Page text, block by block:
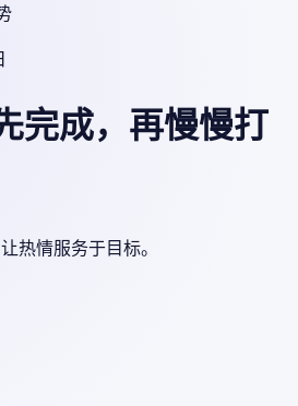
完成，再慢慢打
热情服务于目标。